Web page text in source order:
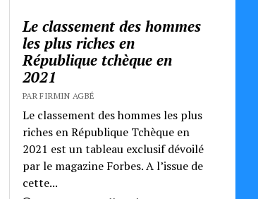
Le classement des hommes
les plus riches en
République tchèque en
2021
PAR FIRMIN AGBÉ
Le classement des hommes les plus
riches en République Tchèque en
2021 est un tableau exclusif dévoilé
par le magazine Forbes. A l’issue de
cette...